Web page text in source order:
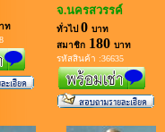
ท
จ.นครสวรรค์
ทั่วไป 0 บาท
สมาชิก180 บาท
รหัสสินค้า :36635